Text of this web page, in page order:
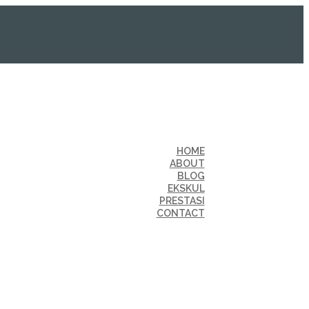
HOME
ABOUT
BLOG
EKSKUL
PRESTASI
CONTACT